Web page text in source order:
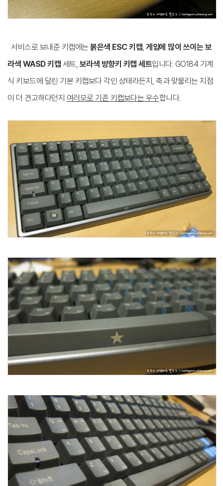
서비스로 보내준 키캡에는 붉은색 ESC 키캡 게임에 많이 쓰이는 보
라색 WASD 키캡 세트, 보라색 방향키 키캡 세트입니다. GO184 기계
식 키보드에 달린 기본 키캡보다 각인 상태라든지, 축과 맞물리는 지점
이 더 견고하다던지 여러모로 기존 키캡보다는 우수합니다.